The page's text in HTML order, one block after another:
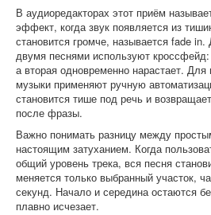
В аудиоредакторах этот приём
эффект, когда звук появляется из
становится громче, называется fade
двумя песнями используют кроссфейд:
а вторая одновременно нарастает.
музыки применяют ручную
становится тише под речь и
после фразы.
Важно понимать разницу между
настоящим затуханием. Когда
общий уровень трека, вся песня
меняется только выбранный участок,
секунд. Начало и середина остаются
плавно исчезает.